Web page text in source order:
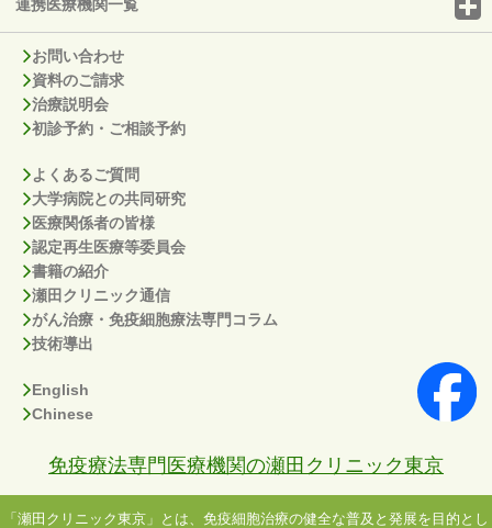
連携医療機関一覧
お問い合わせ
資料のご請求
治療説明会
初診予約・ご相談予約
よくあるご質問
大学病院との共同研究
医療関係者の皆様
認定再生医療等委員会
書籍の紹介
瀬田クリニック通信
がん治療・免疫細胞療法専門コラム
技術導出
English
Chinese
免疫療法専門医療機関の瀬田クリニック東京
「瀬田クリニック東京」とは、免疫細胞治療の健全な普及と発展を目的とし